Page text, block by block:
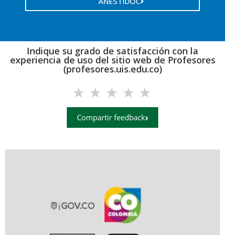
Indique su grado de satisfacción con la
experiencia de uso del sitio web de Profesores
(profesores.uis.edu.co)